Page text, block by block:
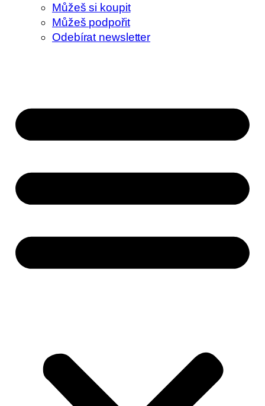
Můžeš si koupit
Můžeš podpořit
Odebírat newsletter